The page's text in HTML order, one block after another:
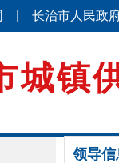
长治市人民政
城镇
领导信